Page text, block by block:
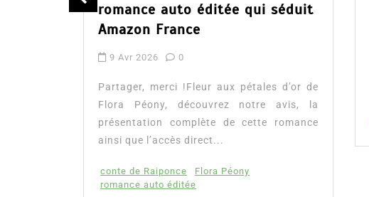
romance auto éditée qui séduit
Amazon France
9 Avr 2026 0
Partager, merci !Fleur aux pétales d’or de
Flora Péony, découvrez notre avis, la
présentation complète de cette romance
ainsi que l’accès direct...
conte de Raiponce
Flora Péony
romance auto éditée